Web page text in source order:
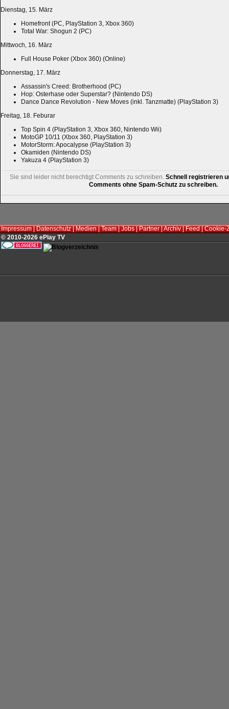
Dienstag, 15. März
Homefront (PC, PlayStation 3, Xbox 360)
Total War: Shogun 2 (PC)
Mittwoch, 16. März
Full House Poker (Xbox 360) (Online)
Donnerstag, 17. März
Assassin's Creed: Brotherhood (PC)
Hop: Osterhase oder Superstar? (Nintendo DS)
Dance Dance Revolution - New Moves (inkl. Tanzmatte) (PlayStation 3)
Freitag, 18. Feburar
Top Spin 4 (PlayStation 3, Xbox 360, Nintendo Wii)
MotoGP 10/11 (Xbox 360, PlayStation 3)
MotorStorm: Apocalypse (PlayStation 3)
Okamiden (Nintendo DS)
Yakuza 4 (PlayStation 3)
Sie sind leider nicht berechtigt Comments zu schreiben. Schnell registrieren
Comments ohne Spam-Schutz zu schreiben.
Impressum|Datenschutz|Medien|Team|Jobs|Partner|Archiv|Feed|Cookie-
© 2010-2026 ePlay TV